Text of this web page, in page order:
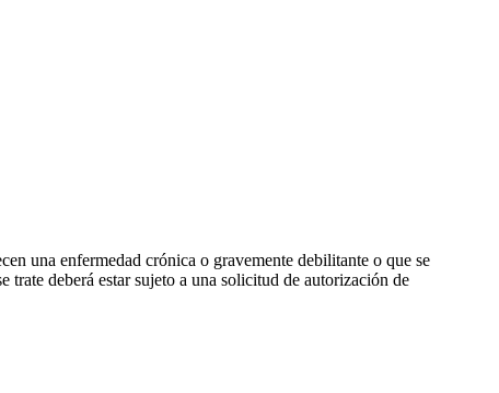
una enfermedad crónica o gravemente debilitante o que se
deberá estar sujeto a una solicitud de autorización de